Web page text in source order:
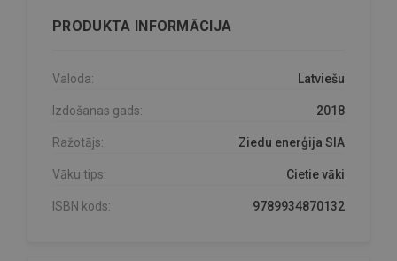
PRODUKTA INFORMĀCIJA
Valoda: Latviešu
Izdošanas gads: 2018
Ražotājs: Ziedu enerģija SIA
Vāku tips: Cietie vāki
ISBN kods: 9789934870132